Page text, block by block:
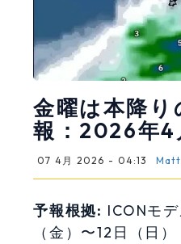
金曜は本降
報：2026年4
07 4月 2026 - 04:13 Matt
予報根拠: ICONモ
（金）〜12日（日